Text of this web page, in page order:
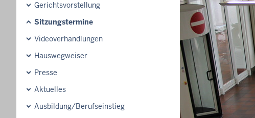
Gerichtsvorstellung
Sitzungstermine
Videoverhandlungen
Hauswegweiser
Presse
Aktuelles
Ausbildung/Berufseinstieg